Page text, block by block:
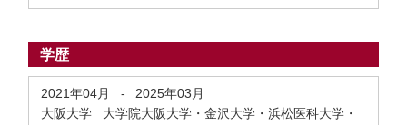
学歴
2021年04月 -
2025年03月
大阪大学 大学院大阪大学・金沢大学・浜松医科大学・